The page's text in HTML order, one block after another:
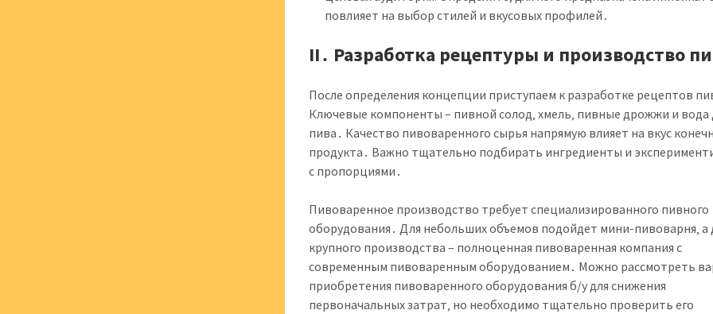
повлияет на выбор стилей и вкусовых профилей․
II․ Разработка рецептуры и производство
После определения концепции приступаем к разработке рецептов
Ключевые компоненты – пивной солод‚ хмель‚ пивные дрожжи и вода
пива․ Качество пивоваренного сырья напрямую влияет на вкус
продукта․ Важно тщательно подбирать ингредиенты и
с пропорциями․
Пивоваренное производство требует специализированного пивного
оборудования․ Для небольших объемов подойдет мини-пивоварня‚ а
крупного производства – полноценная пивоваренная компания с
современным пивоваренным оборудованием․ Можно рассмотреть
приобретения пивоваренного оборудования б/у для снижения
первоначальных затрат‚ но необходимо тщательно проверить его